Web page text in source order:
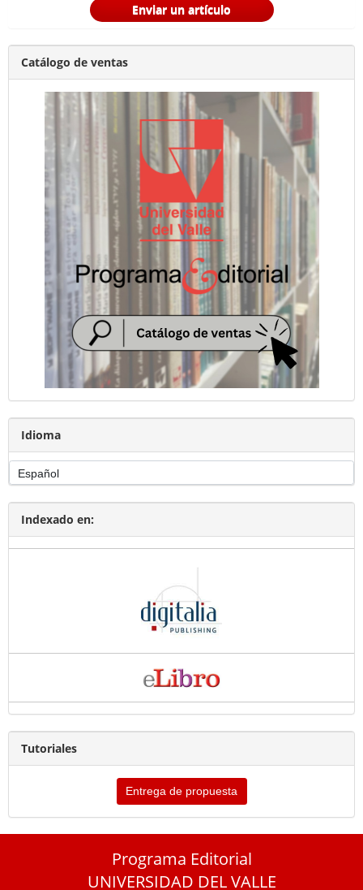
Enviar un artículo
Catálogo de ventas
Idioma
Indexado en:
Tutoriales
Entrega de propuesta
Programa Editorial
UNIVERSIDAD DEL VALLE